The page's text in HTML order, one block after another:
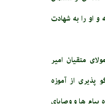
و او را به شهادت
متقیان امیر
پذیری از آموزه
ها و وصایای